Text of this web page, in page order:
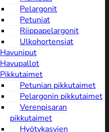
Pelargonit
Petuniat
Riippapelargonit
Ulkohortensiat
Havuniput
Havupallot
Pikkutaimet
Petunian pikkutaimet
Pelargonin pikkutaimet
Verenpisaran
pikkutaimet
Hyötykasvien